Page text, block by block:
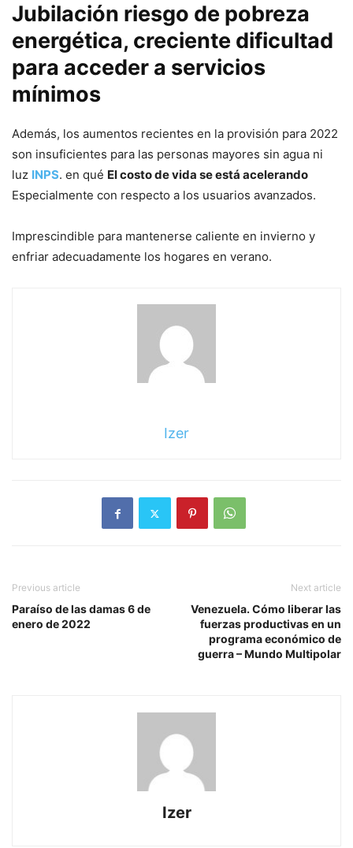
Jubilación riesgo de pobreza
energética, creciente dificultad
para acceder a servicios
mínimos
Además, los aumentos recientes en la provisión para 2022
son insuficientes para las personas mayores sin agua ni
luz INPS. en qué El costo de vida se está acelerando
Especialmente con respecto a los usuarios avanzados.
Imprescindible para mantenerse caliente en invierno y
enfriar adecuadamente los hogares en verano.
Izer
Previous article
Paraíso de las damas 6 de
enero de 2022
Next article
Venezuela. Cómo liberar las
fuerzas productivas en un
programa económico de
guerra – Mundo Multipolar
Izer